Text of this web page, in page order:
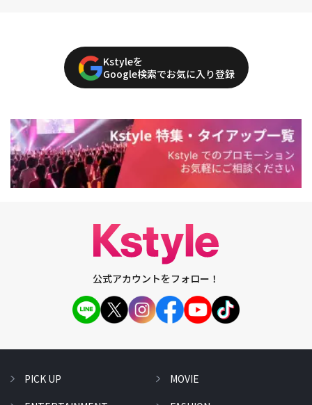
Kstyleを
Google検索でお気に入り登録
公式アカウントをフォロー！
PICK UP
MOVIE